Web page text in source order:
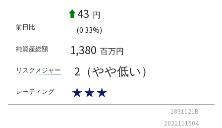
前日比
43 円
(0.33%)
純資産総額 1,380 百万円
リスクメジャー 2（やや低い）
レーティング ★★★
1831121B
2021111504